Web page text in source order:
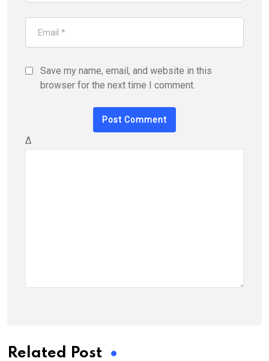
Save my name, email, and website in this
browser for the next time I comment.
Δ
Related Post